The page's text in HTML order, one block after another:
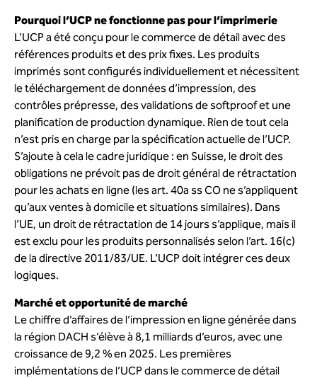
Pourquoi l’UCP ne fonctionne pas pour l’imprimerie
L’UCP a été conçu pour le commerce de détail avec des
références produits et des prix fixes. Les produits
imprimés sont configurés individuellement et nécessitent
le téléchargement de données d’impression, des
contrôles prépresse, des validations de softproof et une
planification de production dynamique. Rien de tout cela
n’est pris en charge par la spécification actuelle de l’UCP.
S’ajoute à cela le cadre juridique : en Suisse, le droit des
obligations ne prévoit pas de droit général de rétractation
pour les achats en ligne (les art. 40a ss CO ne s’appliquent
qu’aux ventes à domicile et situations similaires). Dans
l’UE, un droit de rétractation de 14 jours s’applique, mais il
est exclu pour les produits personnalisés selon l’art. 16(c)
de la directive 2011/83/UE. L’UCP doit intégrer ces deux
logiques.
Marché et opportunité de marché
Le chiffre d’affaires de l’impression en ligne générée dans
la région DACH s’élève à 8,1 milliards d’euros, avec une
croissance de 9,2 % en 2025. Les premières
implémentations de l’UCP dans le commerce de détail